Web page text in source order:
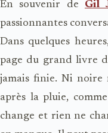
En souvenir de Gil
passionnantes
Dans quelques
page du grand livre
jamais finie. Ni noire
après la pluie,
change et rien ne